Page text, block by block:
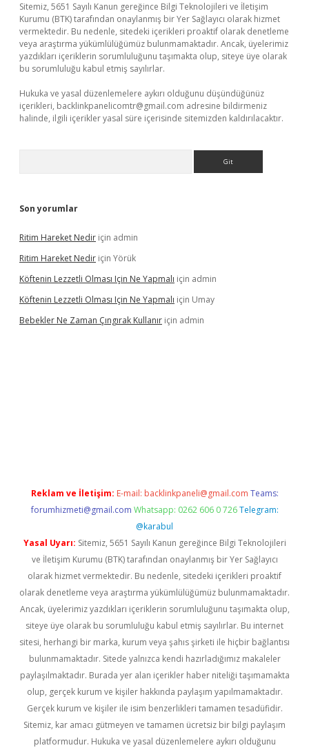
Sitemiz, 5651 Sayılı Kanun gereğince Bilgi Teknolojileri ve İletişim
Kurumu (BTK) tarafından onaylanmış bir Yer Sağlayıcı olarak hizmet
vermektedir. Bu nedenle, sitedeki içerikleri proaktif olarak denetleme
veya araştırma yükümlülüğümüz bulunmamaktadır. Ancak, üyelerimiz
yazdıkları içeriklerin sorumluluğunu taşımakta olup, siteye üye olarak
bu sorumluluğu kabul etmiş sayılırlar.
Hukuka ve yasal düzenlemelere aykırı olduğunu düşündüğünüz
içerikleri, backlinkpanelicomtr@gmail.com adresine bildirmeniz
halinde, ilgili içerikler yasal süre içerisinde sitemizden kaldırılacaktır.
Son yorumlar
Ritim Hareket Nedir için admin
Ritim Hareket Nedir için Yörük
Köftenin Lezzetli Olması Için Ne Yapmalı için admin
Köftenin Lezzetli Olması Için Ne Yapmalı için Umay
Bebekler Ne Zaman Çıngırak Kullanır için admin
Reklam ve İletişim: E-mail: backlinkpaneli@gmail.com Teams:
forumhizmeti@gmail.com Whatsapp: 0262 606 0 726 Telegram:
@karabul
Yasal Uyarı: Sitemiz, 5651 Sayılı Kanun gereğince Bilgi Teknolojileri
ve İletişim Kurumu (BTK) tarafından onaylanmış bir Yer Sağlayıcı
olarak hizmet vermektedir. Bu nedenle, sitedeki içerikleri proaktif
olarak denetleme veya araştırma yükümlülüğümüz bulunmamaktadır.
Ancak, üyelerimiz yazdıkları içeriklerin sorumluluğunu taşımakta olup,
siteye üye olarak bu sorumluluğu kabul etmiş sayılırlar. Bu internet
sitesi, herhangi bir marka, kurum veya şahıs şirketi ile hiçbir bağlantısı
bulunmamaktadır. Sitede yalnızca kendi hazırladığımız makaleler
paylaşılmaktadır. Burada yer alan içerikler haber niteliği taşımamakta
olup, gerçek kurum ve kişiler hakkında paylaşım yapılmamaktadır.
Gerçek kurum ve kişiler ile isim benzerlikleri tamamen tesadüfidir.
Sitemiz, kar amacı gütmeyen ve tamamen ücretsiz bir bilgi paylaşım
platformudur. Hukuka ve yasal düzenlemelere aykırı olduğunu